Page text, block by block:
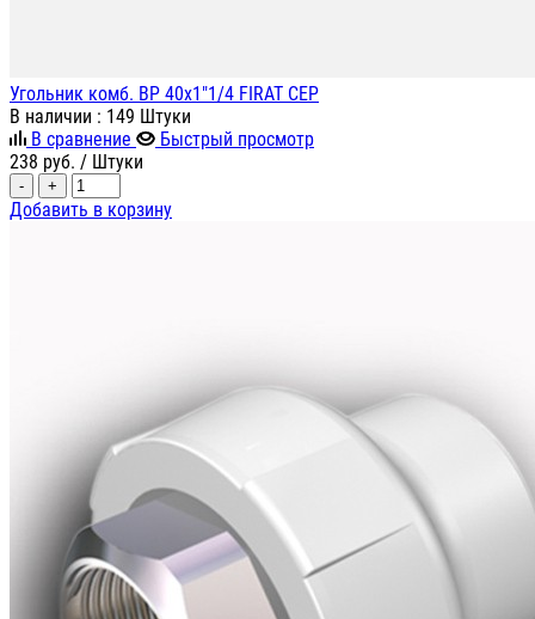
Угольник комб. ВР 40х1"1/4 FIRAT СЕР
В наличии : 149 Штуки
В сравнение
Быстрый просмотр
238 руб. / Штуки
- +
Добавить в корзину